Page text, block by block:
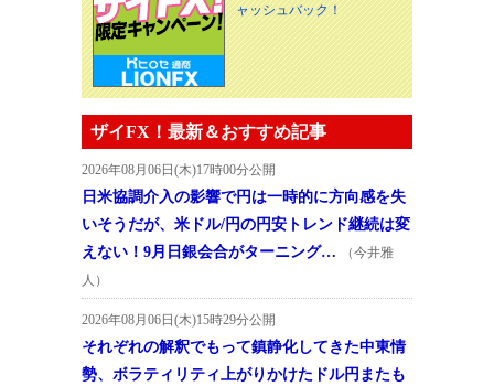
ャッシュバック！
ザイFX！最新＆おすすめ記事
2026年08月06日(木)17時00分公開
日米協調介入の影響で円は一時的に方向感を失
いそうだが、米ドル/円の円安トレンド継続は変
えない！9月日銀会合がターニング…
（今井雅
人）
2026年08月06日(木)15時29分公開
それぞれの解釈でもって鎮静化してきた中東情
勢、ボラティリティ上がりかけたドル円またも